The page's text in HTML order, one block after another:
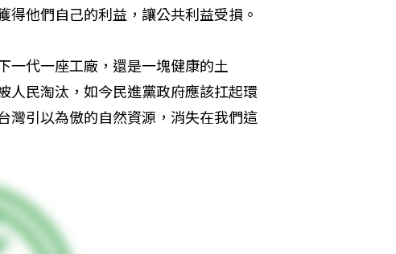
他們自己的利益，讓公共利益受損。
一代一座工廠，還是一塊健康的土
人民淘汰，如今民進黨政府應該扛起環
灣引以為傲的自然資源，消失在我們這